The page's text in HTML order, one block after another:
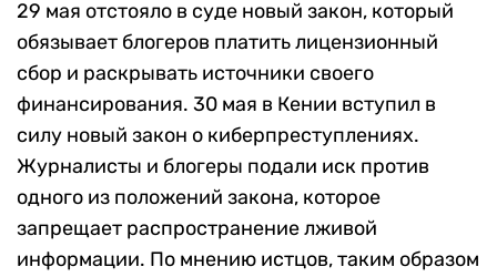
29 мая отстояло в суде новый закон, который
обязывает блогеров платить лицензионный
сбор и раскрывать источники своего
финансирования. 30 мая в Кении вступил в
силу новый закон о киберпреступлениях.
Журналисты и блогеры подали иск против
одного из положений закона, которое
запрещает распространение лживой
информации. По мнению истцов, таким образом